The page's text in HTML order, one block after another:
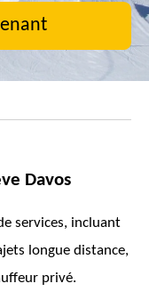
Davos
services, incluant
longue distance,
privé.